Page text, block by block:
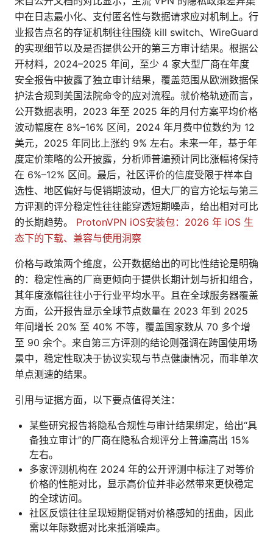
中在日志最小化、支付匿名性与数据请求应对机制上。行
业报告点名的存证机制往往围绕 kill switch、WireGuard
的实现细节以及是否提供公开的第三方审计结果。根据公
开材料，2024–2025 年间，至少 4 家大型厂商在年度
安全报告中披露了独立审计结果，覆盖范围从欧洲数据保
护法合规到美国法院命令的应对流程。就价格轨迹而言，
公开数据表明，2023 年至 2025 年的月付方案平均价格
波动幅度在 8%–16% 区间，2024 年月费中位数约为 12
美元，2025 年同比上涨约 9% 左右。未来一年，基于年
度定价策略的公开披露，分析师普遍预计同比涨幅将保持
在 6%–12% 区间。最后，社区评价的信度受限于样本自
选性、地区偏好与促销期波动，但大厂的官方论坛与第三
方评测的评分稳定性往往能穿透短期噪声，给出相对可比
的长期趋势。 ProtonVPN iOS安装包：2026 年 iOS 生
态下的下载、兼容与使用洞察
价格与政策两个维度，公开数据给出的可比性结论是明确
的：稳定性高的厂商更倾向于提供长期计划与折扣组合，
其年度涨幅往往小于行业平均水平。且在全球服务器覆盖
方面，公开报告显示全球节点数量在 2023 年到 2025
年间增长 20% 至 40% 不等，覆盖国家数从 70 多个增
至 90 余个。来自第三方评测的结论则强调在跨国使用场
景中，稳定性取决于协议实现与节点健康情况，而非单次
单点测速的结果。
引用与证据方面，以下要点值得关注：
某些研究报告将隐私合规性与审计结果绑定，给出“具
备独立审计”的厂商在隐私合规评分上普遍高出 15%
左右。
多家评测机构在 2024 年的公开评测中标注了对等价
价格的性能对比，显示高价位并非必然带来更快稳定
的全球访问。
社区反馈往往呈现短期促销对价格感知的扭曲，因此
需以年际数据对比来抵消噪声。